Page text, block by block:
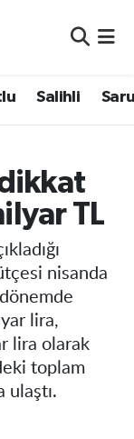
Salihli
dikkat
TL
nisanda
lira,
lira olarak
toplam
ulaştı.